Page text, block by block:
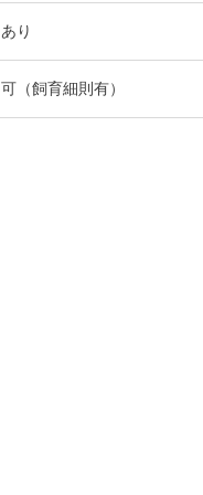
あり
可（飼育細則有）